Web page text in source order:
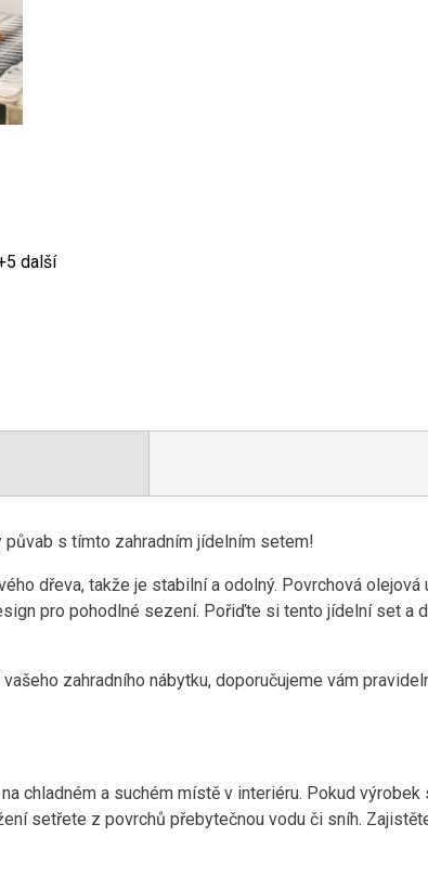
další
s tímto zahradním jídelním setem!
dřeva, takže je stabilní a odolný. Povrchová olejová
pro pohodlné sezení. Pořiďte si tento jídelní set a
zahradního nábytku, doporučujeme vám
chladném a suchém místě v interiéru. Pokud
setřete z povrchů přebytečnou vodu či sníh.